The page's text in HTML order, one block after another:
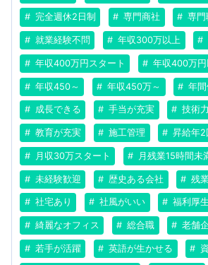
完全週休2日制 専門商社 専門
就業経験不問 年収300万以上
年収400万円スタート 年収400万円
年収450～ 年収450万～ 年
成長できる 手当が充実 技術
教育が充実 施工管理 昇給年2
月収30万スタート 月残業15時間未
未経験歓迎 歴史ある会社 残
社宅あり 社風がいい 福利厚
綺麗なオフィス 総合職 老舗
若手が活躍 英語が生かせる